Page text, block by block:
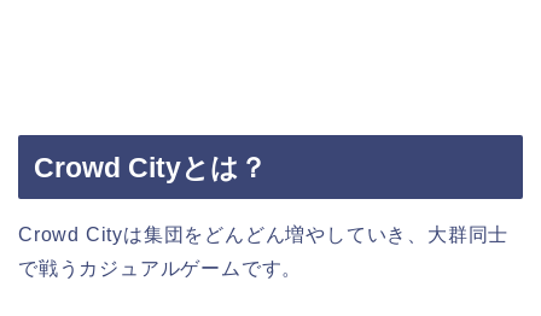
Crowd Cityとは？
Crowd Cityは集団をどんどん増やしていき、大群同士
で戦うカジュアルゲームです。